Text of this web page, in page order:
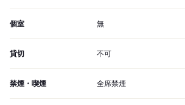
個室 無
貸切 不可
禁煙・喫煙 全席禁煙